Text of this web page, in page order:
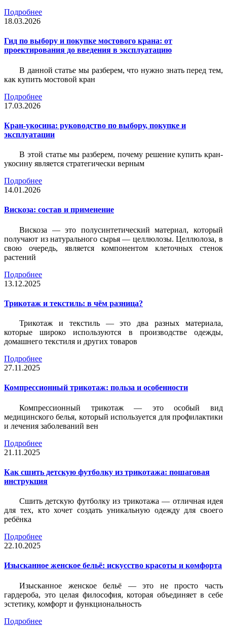
Подробнее
18.03.2026
Гид по выбору и покупке мостового крана: от
проектирования до введения в эксплуатацию
В данной статье мы разберем, что нужно знать перед тем,
как купить мостовой кран
Подробнее
17.03.2026
Кран-укосина: руководство по выбору, покупке и
эксплуатации
В этой статье мы разберем, почему решение купить кран-
укосину является стратегически верным
Подробнее
14.01.2026
Вискоза: состав и применение
Вискоза — это полусинтетический материал, который
получают из натурального сырья — целлюлозы. Целлюлоза, в
свою очередь, является компонентом клеточных стенок
растений
Подробнее
13.12.2025
Трикотаж и текстиль: в чём разница?
Трикотаж и текстиль — это два разных материала,
которые широко используются в производстве одежды,
домашнего текстиля и других товаров
Подробнее
27.11.2025
Компрессионный трикотаж: польза и особенности
Компрессионный трикотаж — это особый вид
медицинского белья, который используется для профилактики
и лечения заболеваний вен
Подробнее
21.11.2025
Как сшить детскую футболку из трикотажа: пошаговая
инструкция
Сшить детскую футболку из трикотажа — отличная идея
для тех, кто хочет создать уникальную одежду для своего
ребёнка
Подробнее
22.10.2025
Изысканное женское бельё: искусство красоты и комфорта
Изысканное женское бельё — это не просто часть
гардероба, это целая философия, которая объединяет в себе
эстетику, комфорт и функциональность
Подробнее